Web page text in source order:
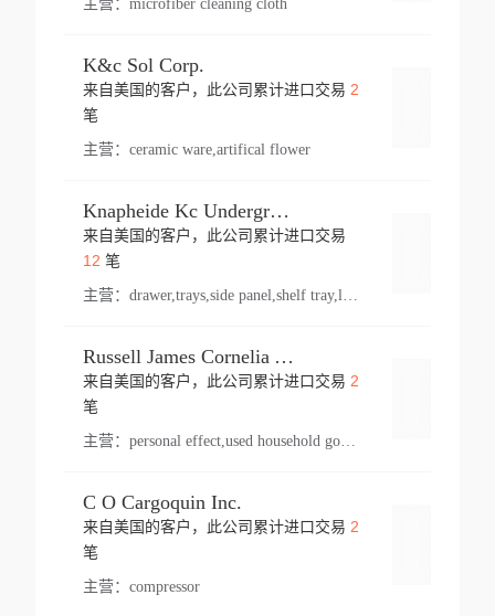
主营： microfiber cleaning cloth
K&c Sol Corp.
来自美国的客户，此公司累计进口交易 2
笔
主营： ceramic ware,artifical flower
Knapheide Kc Underground
来自美国的客户，此公司累计进口交易
12 笔
主营：
Russell James Cornelia Arlington Va
来自美国的客户，此公司累计进口交易 2
笔
主营： personal effect,used household goods
C O Cargoquin Inc.
来自美国的客户，此公司累计进口交易 2
笔
主营： compressor